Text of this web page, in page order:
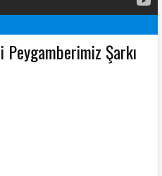
M
Murat Belet Şarkı SözleriŞarkı